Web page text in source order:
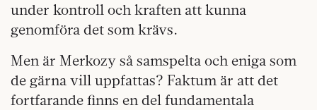
under kontroll och kraften att kunna
genomföra det som krävs.
Men är Merkozy så samspelta och eniga som
de gärna vill uppfattas? Faktum är att det
fortfarande finns en del fundamentala